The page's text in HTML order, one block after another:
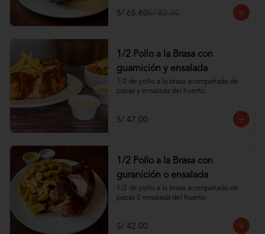
S/ 65.60S/ 82.00
1/2 Pollo a la Brasa con
guarnición y ensalada
1/2 de pollo a la brasa acompañado de
papas y ensalada del huerto.
S/ 47.00
1/2 Pollo a la Brasa con
guranición o ensalada
1/2 de pollo a la brasa acompañado de
papas 0 ensalada del huerto.
S/ 42.00